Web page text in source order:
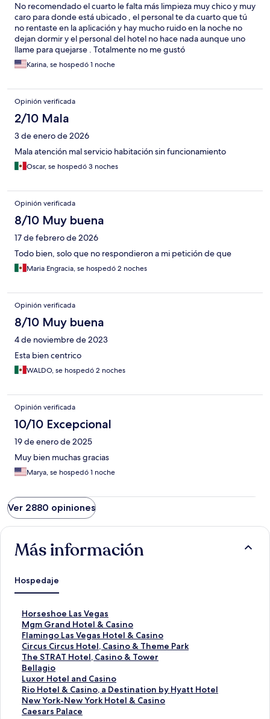
No recomendado el cuarto le falta más limpieza muy chico y muy
caro para donde está ubicado , el personal te da cuarto que tú
no rentaste en la aplicación y hay mucho ruido en la noche no
dejan dormir y el personal del hotel no hace nada aunque uno
llame para quejarse . Totalmente no me gustó
Karina, se hospedó 1 noche
Opinión verificada
2/10 Mala
3 de enero de 2026
Mala atención mal servicio habitación sin funcionamiento
Oscar, se hospedó 3 noches
Opinión verificada
8/10 Muy buena
17 de febrero de 2026
Todo bien, solo que no respondieron a mi petición de que
Maria Engracia, se hospedó 2 noches
Opinión verificada
8/10 Muy buena
4 de noviembre de 2023
Esta bien centrico
WALDO, se hospedó 2 noches
Opinión verificada
10/10 Excepcional
19 de enero de 2025
Muy bien muchas gracias
Marya, se hospedó 1 noche
Ver 2880 opiniones
Más información
Hospedaje
Horseshoe Las Vegas
E
n
l
a
c
e
p
a
r
a
Mgm Grand Hotel & Casino
E
n
l
a
c
e
p
a
r
Flamingo Las Vegas Hotel & Casino
E
n
l
a
c
e
p
a
Circus Circus Hotel, Casino & Theme Park
E
n
l
a
c
e
p
The STRAT Hotel, Casino & Tower
E
n
l
a
c
e
Bellagio
E
n
l
a
c
Luxor Hotel and Casino
E
n
l
a
Rio Hotel & Casino, a Destination by Hyatt Hotel
E
n
l
New York-New York Hotel & Casino
E
n
Caesars Palace
E